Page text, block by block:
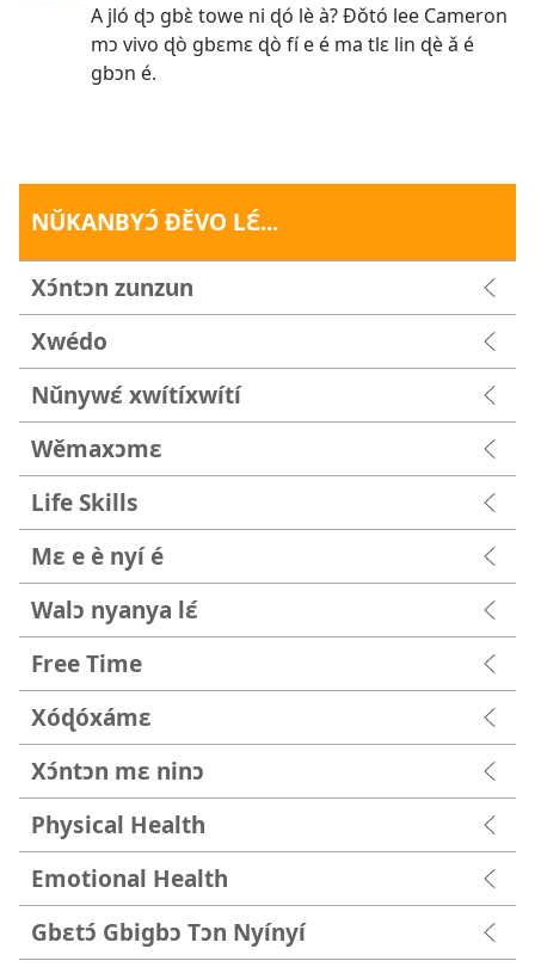
A jló ɖɔ gbɛ̀ towe ni ɖó lè à? Ðǒtó lee Cameron
mɔ vivo ɖò gbɛmɛ ɖò fí e é ma tlɛ lin ɖè ǎ é
gbɔn é.
NǓKANBYƆ́ ƉĚVO LƐ́...
Xɔ́ntɔn zunzun
Xwédo
Nǔnywɛ́ xwítíxwítí
Wěmaxɔmɛ
Life Skills
Mɛ e è nyí é
Walɔ nyanya lɛ́
Free Time
Xóɖóxámɛ
Xɔ́ntɔn mɛ ninɔ
Physical Health
Emotional Health
Gbɛtɔ́ Gbigbɔ Tɔn Nyínyí